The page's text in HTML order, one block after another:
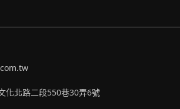
化北路二段550巷30弄6號